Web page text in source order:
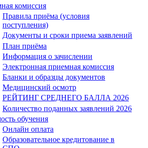
комиссия
Правила приёма (условия
поступления)
Документы и сроки приема заявлений
План приёма
Информация о зачислении
Электронная приемная комиссия
Бланки и образцы документов
Медицинский осмотр
РЕЙТИНГ СРЕДНЕГО БАЛЛА 2026
Количество поданных заявлений 2026
обучения
Онлайн оплата
Образовательное кредитование в